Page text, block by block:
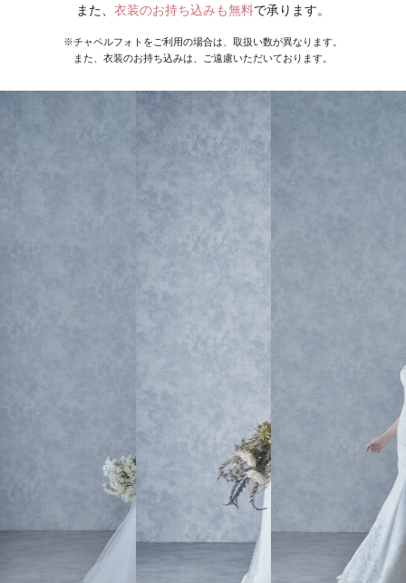
また、 衣装のお持ち込みも無料で承ります。
※チャペルフォトをご利用の場合は、取扱い数が異なります。
また、衣装のお持ち込みは、ご遠慮いただいております。